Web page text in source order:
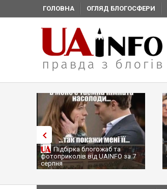
ГОЛОВНА ОГЛЯД БЛОГОСФЕРИ
Підбірка блогожаб та
фотоприколів від UAINFO за 7
серпня